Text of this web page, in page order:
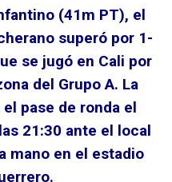
(41m PT), el
superó por 1-
se jugó en Cali por
del Grupo A. La
pase de ronda el
21:30 ante el local
mano en el estadio